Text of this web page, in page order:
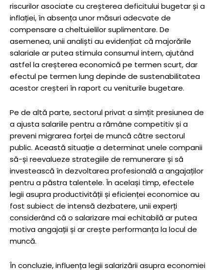
riscurilor asociate cu creșterea deficitului bugetar și a
inflației, în absența unor măsuri adecvate de
compensare a cheltuielilor suplimentare. De
asemenea, unii analiști au evidențiat că majorările
salariale ar putea stimula consumul intern, ajutând
astfel la creșterea economică pe termen scurt, dar
efectul pe termen lung depinde de sustenabilitatea
acestor creșteri în raport cu veniturile bugetare.
Pe de altă parte, sectorul privat a simțit presiunea de
a ajusta salariile pentru a rămâne competitiv și a
preveni migrarea forței de muncă către sectorul
public. Această situație a determinat unele companii
să-și reevalueze strategiile de remunerare și să
investească în dezvoltarea profesională a angajaților
pentru a păstra talentele. În același timp, efectele
legii asupra productivității și eficienței economice au
fost subiect de intensă dezbatere, unii experți
considerând că o salarizare mai echitabilă ar putea
motiva angajații și ar crește performanța la locul de
muncă.
În concluzie, influența legii salarizării asupra economiei